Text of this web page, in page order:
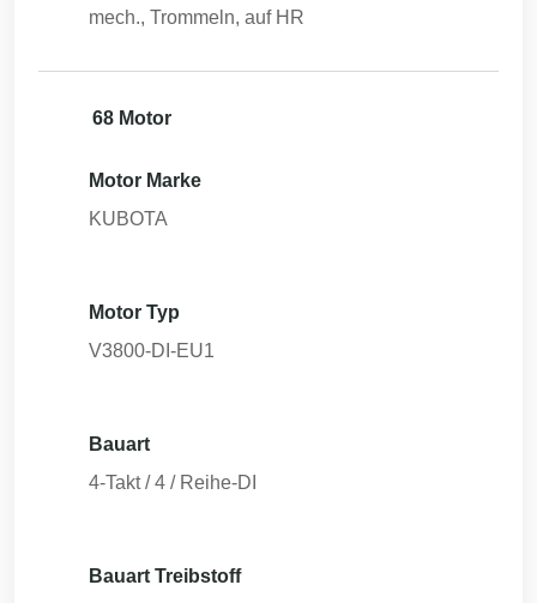
mech., Trommeln, auf HR
68 Motor
Motor Marke
KUBOTA
Motor Typ
V3800-DI-EU1
Bauart
4-Takt / 4 / Reihe-DI
Bauart Treibstoff